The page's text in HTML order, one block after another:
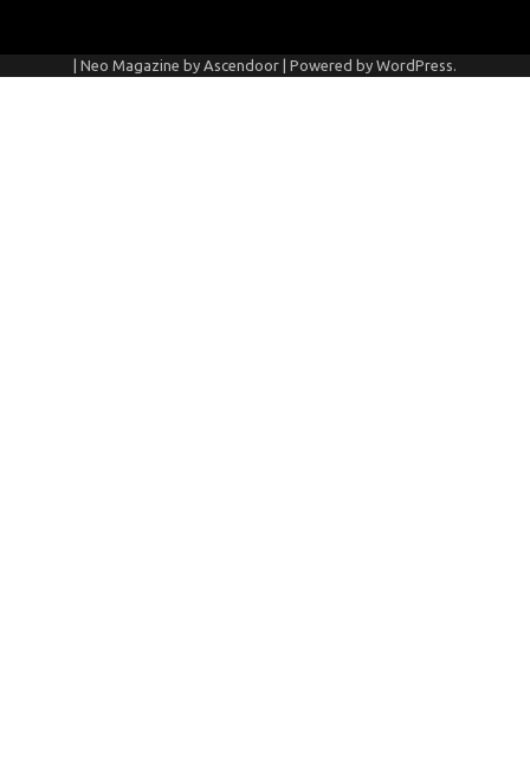
| Neo Magazine by Ascendoor | Powered by WordPress